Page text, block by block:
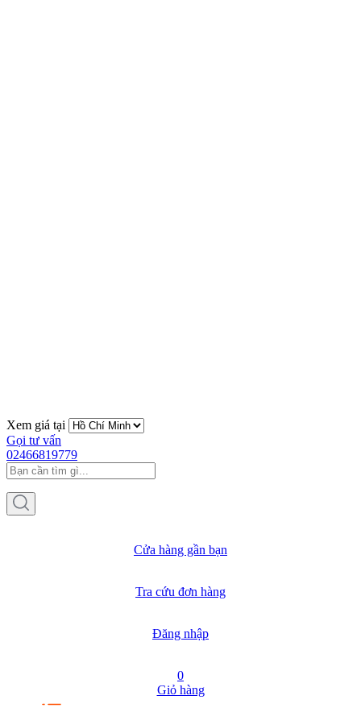
Xem giá tại
Gọi tư vấn
02466819779
Cửa hàng gần bạn
Tra cứu đơn hàng
Đăng nhập
0
Giỏ hàng